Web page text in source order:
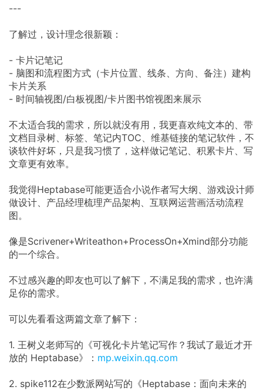
---
了解过，设计理念很新颖：
- 卡片记笔记
- 脑图和流程图方式（卡片位置、线条、方向、备注）建构
卡片关系
- 时间轴视图/白板视图/卡片图书馆视图来展示
不太适合我的需求，所以就没有用，我更喜欢纯文本的、带
文档目录树、标签、笔记内TOC、维基链接的笔记软件，不
谈软件好坏，只是我习惯了，这样做记笔记、积累卡片、写
文章更有效率。
我觉得Heptabase可能更适合小说作者写大纲、游戏设计师
做设计、产品经理梳理产品架构、互联网运营画活动流程
图。
像是Scrivener+Writeathon+ProcessOn+Xmind部分功能
的一个综合。
不过感兴趣的即友也可以了解下，不满足我的需求，也许满
足你的需求。
可以先看看这两篇文章了解下：
1. 王树义老师写的《可视化卡片笔记写作？我试了最近才开
放的 Heptabase》： mp.weixin.qq.com
2. spike112在少数派网站写的《Heptabase：面向未来的